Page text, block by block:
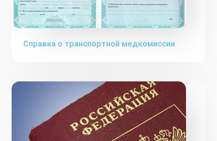
Cправка о транспортной медкомиссии